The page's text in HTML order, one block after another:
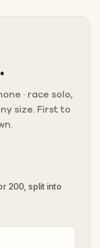
· race solo,
size. First to
200, split into